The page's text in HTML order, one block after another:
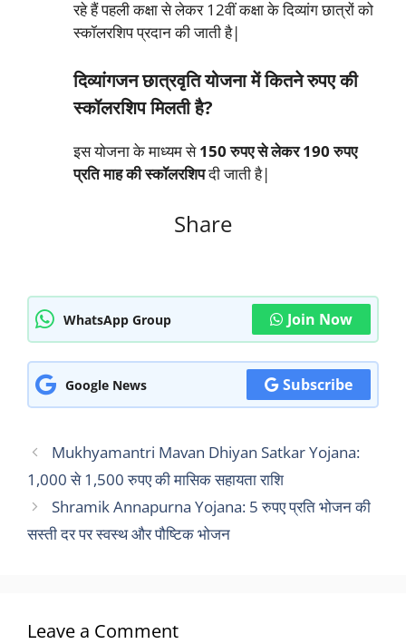
रहे हैं पहली कक्षा से लेकर 12वीं कक्षा के दिव्यांग छात्रों को
स्कॉलरशिप प्रदान की जाती है|
दिव्यांगजन छात्रवृति योजना में कितने रुपए की
स्कॉलरशिप मिलती है?
इस योजना के माध्यम से150 रुपए से लेकर 190 रुपए
प्रति माह की स्कॉलरशिपदी जाती है|
Share
WhatsApp Group Join Now
Google News Subscribe
Mukhyamantri Mavan Dhiyan Satkar Yojana:
1,000 से 1,500 रुपए की मासिक सहायता राशि
Shramik Annapurna Yojana: 5 रुपए प्रति भोजन की
सस्ती दर पर स्वस्थ और पौष्टिक भोजन
Leave a Comment